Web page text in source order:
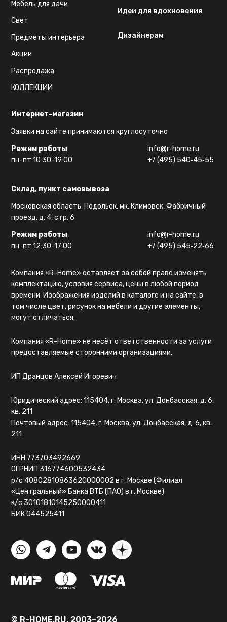
Интернет-магазин
Заявки на сайте принимаются круглосуточно
Режим работы
пн-пт 10:30-19:00
info@r-home.ru
+7 (495) 540‑45‑55
Склад, пункт самовывоза
Московская область, Подольск, мк. Климовск, Фабричный
проезд, д. 4, стр. 6
Режим работы
пн-пт 12:30-17:00
info@r-home.ru
+7 (495) 545‑22‑66
Мебель для дачи
Свет
Предметы интерьера
Акции
Распродажа
КОЛЛЕКЦИИ
Идеи для вдохновения
Дизайнерам
Компания «R-Home» оставляет за собой право изменять
комплектацию, условия сервиса, цены в любой период
времени. Изображения изделий в каталоге и на сайте, в
том числе цвет, рисунок на мебели и другие элементы,
могут отличаться.
Компания «R-Home» не несёт ответственности за услуги
предоставляемые сторонними организациями.
ИП Дранцов Алексей Игоревич
Юридический адрес: 115404, г. Москва, ул. Донбасская, д. 6,
кв. 211
Почтовый адрес: 115404, г. Москва, ул. Донбасская, д. 6, кв.
211
ИНН 773703492669
ОГРНИП 316774600532434
р/с 40802810863620000002 в г. Москве (Филиал
«Центральный» Банка ВТБ (ПАО) в г. Москве)
к/с 30101810145250000411
БИК 044525411
© R-HOME.RU, 2003–2026